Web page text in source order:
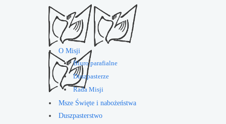
O Misji
Biuro parafialne
Duszpasterze
Rada Misji
Msze Święte i nabożeństwa
Duszpasterstwo